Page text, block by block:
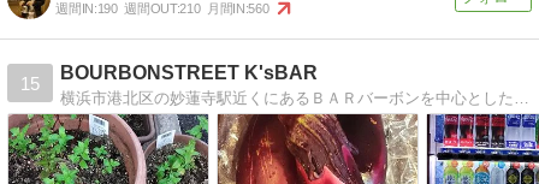
週間IN:190 週間OUT:210 月間IN:560
15
BOURBONSTREET K'sBAR